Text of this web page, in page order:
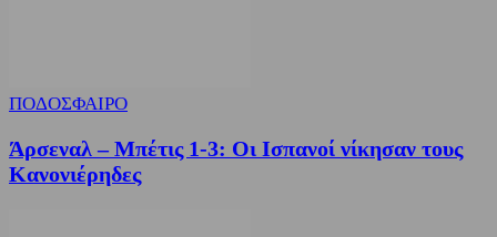
ΠΟΔΟΣΦΑΙΡΟ
Άρσεναλ – Μπέτις 1-3: Οι Ισπανοί νίκησαν τους
Κανονιέρηδες